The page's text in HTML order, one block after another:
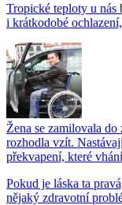
Tropické teploty u
i krátkodobé
Žena se zamilovala do
rozhodla vzít.
překvapení, které
Pokud je láska ta
nějaký zdravotní